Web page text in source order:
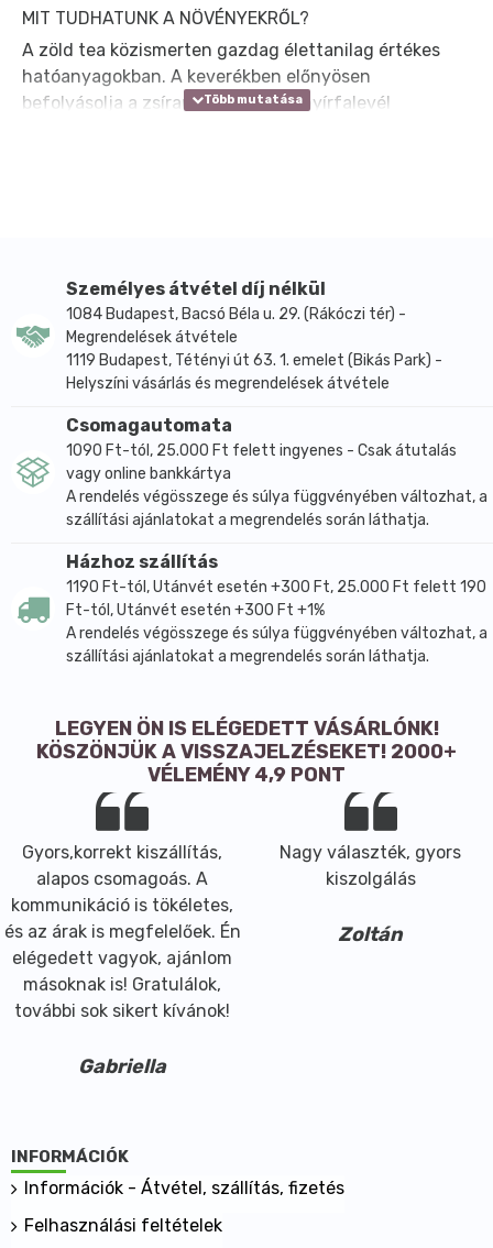
MIT TUDHATUNK A NÖVÉNYEKRŐL?
A zöld tea közismerten gazdag élettanilag értékes
hatóanyagokban. A keverékben előnyösen
befolyásolja a zsíranyagcserét. A nyírfalevél
hagyományos gyógyításban évezredek óta
alkalmazzák (Ayurvédikus gyógymódok).
MILYEN ELŐNYÖS HATÁSSAL JÁR FOGYASZTÁSA
SZERVEZETÜNKRE?
szervezetet a fogyókúrában. Tisztít, méregtelenít és
a zöld tea összetevő a kedélyállapotot is javítja. A
hatásokat humán- és állatkísérletek igazolják.
HOGYAN ALKALMAZZUK?
"csodaszer". Megfelelő eredmény eléréséhez át kell
alakítani a táplálkozási szokásokat (édesség és alkohol
mellőzése, szénhidrát és zsír minimálisra
csökkentése, kisebb adagok fogyasztása). Ajánlatos a
fogyasztva a teakeverék hatóanyagai
meggyorsíthatják a fogyás folyamatát.
Javasolt fogyasztási mennyiség: Reggel és
Személyes átvétel díj nélkül
1084 Budapest, Bacsó Béla u. 29. (Rákóczi tér) -
Megrendelések átvétele
1119 Budapest, Tétényi út 63. 1. emelet (Bikás Park) -
Helyszíni vásárlás és megrendelések átvétele
Csomagautomata
1090 Ft-tól, 25.000 Ft felett ingyenes - Csak átutalás
vagy online bankkártya
A rendelés végösszege és súlya függvényében változhat, a
szállítási ajánlatokat a megrendelés során láthatja.
Házhoz szállítás
1190 Ft-tól, Utánvét esetén +300 Ft, 25.000 Ft felett 190
Ft-tól, Utánvét esetén +300 Ft +1%
A rendelés végösszege és súlya függvényében változhat, a
szállítási ajánlatokat a megrendelés során láthatja.
LEGYEN ÖN IS ELÉGEDETT VÁSÁRLÓNK!
KÖSZÖNJÜK A VISSZAJELZÉSEKET! 2000+
VÉLEMÉNY 4,9 PONT
Gyors,korrekt kiszállítás,
alapos csomagoás. A
kommunikáció is tökéletes,
és az árak is megfelelőek. Én
elégedett vagyok, ajánlom
másoknak is! Gratulálok,
további sok sikert kívánok!
Gabriella
Nagy választék, gyors
kiszolgálás
Zoltán
INFORMÁCIÓK
Információk - Átvétel, szállítás, fizetés
Felhasználási feltételek